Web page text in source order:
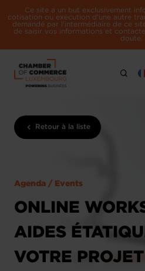
Ce site a un but exclusivement
cotisation ou exécution d'une autre
demandé par l'intermédiaire de ce
de saisir vos informations et
doute.
Retour à la liste
Agenda / Events
ONLINE
AIDES
VOTRE PROJET